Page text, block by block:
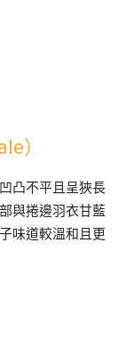
）
凸不平且呈狹長
與捲邊羽衣甘藍
味道較溫和且更